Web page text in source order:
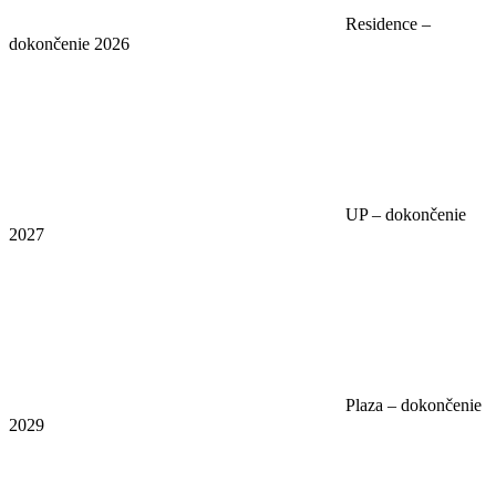
Residence –
dokončenie 2026
UP – dokončenie
2027
Plaza – dokončenie
2029